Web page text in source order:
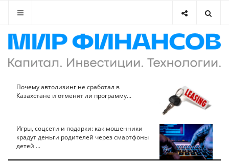
Почему автолизинг не сработал в
Казахстане и отменят ли программу...
Игры, соцсети и подарки: как мошенники
крадут деньги родителей через смартфоны
детей ...